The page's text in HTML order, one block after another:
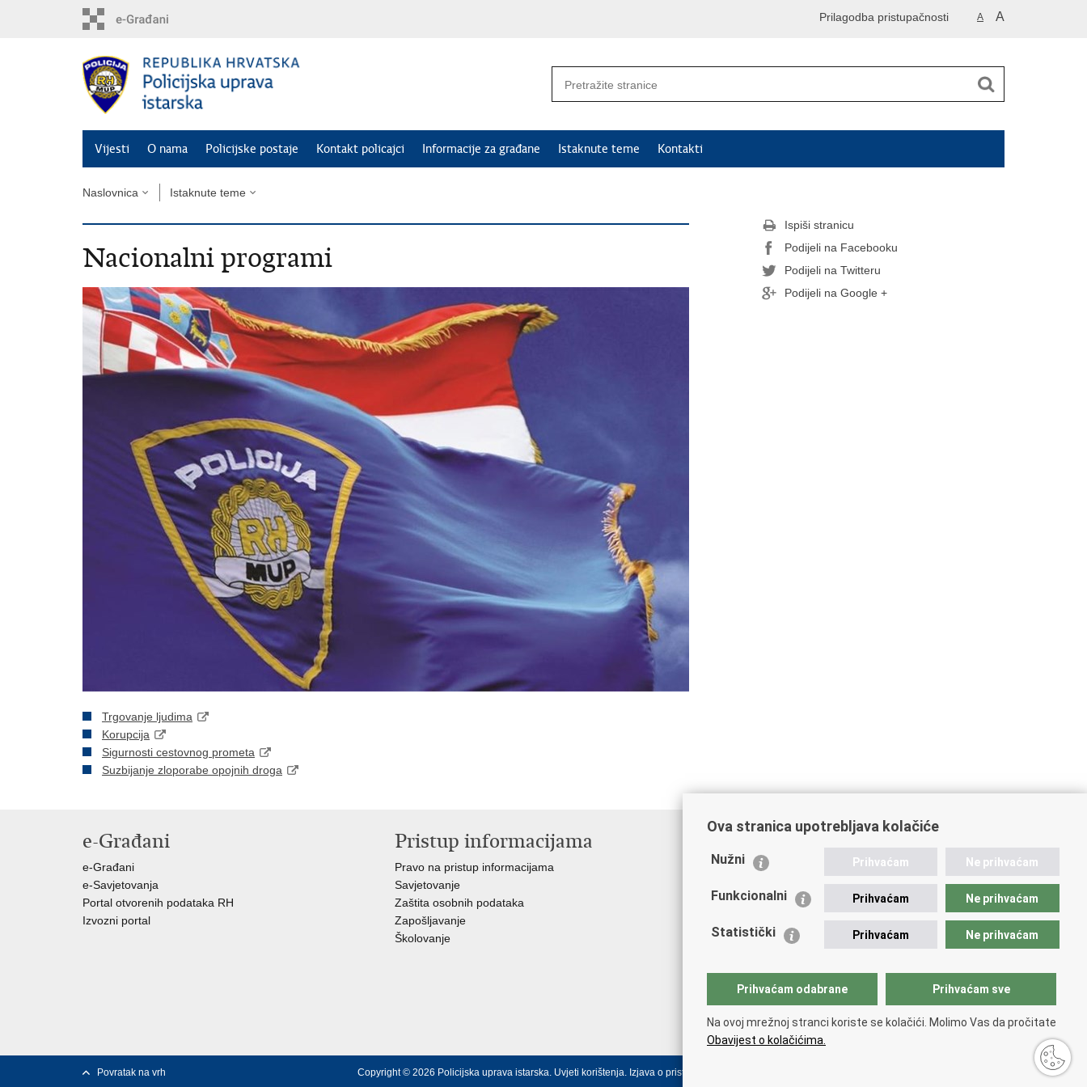
A A
Prilagodba pristupačnosti
Vijesti O nama Policijske postaje Kontakt policajci Informacije za građane Istaknute teme Kontakti
Naslovnica Istaknute teme
Nacionalni programi
Trgovanje ljudima
Korupcija
Sigurnosti cestovnog prometa
Suzbijanje zloporabe opojnih droga
Ispiši stranicu
Podijeli na Facebooku
Podijeli na Twitteru
Podijeli na Google +
e-Građani
e-Građani
e-Savjetovanja
Portal otvorenih podataka RH
Izvozni portal
Pristup informacijama
Pravo na pristup informacijama
Savjetovanje
Zaštita osobnih podataka
Zapošljavanje
Školovanje
Važne poveznice
Ministarstvo unutarnjih poslova
Udruge
Policijska akademija
Zaklada policijske solidarnosti
Centar za forenzična ispitivanja, istraživanja i vještačenja
"Ivan Vučetić"
Policijske uprave
Povratak na vrh Copyright © 2026 Policijska uprava istarska. Uvjeti korištenja. Izjava o pristupačnosti
Ova stranica upotrebljava kolačiće
Nužni Prihvaćam Ne prihvaćam
Funkcionalni Prihvaćam Ne prihvaćam
Statistički Prihvaćam Ne prihvaćam
Prihvaćam odabrane Prihvaćam sve
Na ovoj mrežnoj stranci koriste se kolačići. Molimo Vas da pročitate
Obavijest o kolačićima.